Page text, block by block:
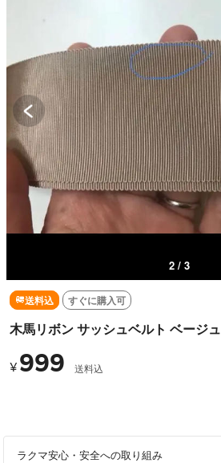
2 / 3
送料込 すぐに購入可
木馬リボン サッシュベルト ベージュ
¥ 999 送料込
ラクマ安心・安全への取り組み